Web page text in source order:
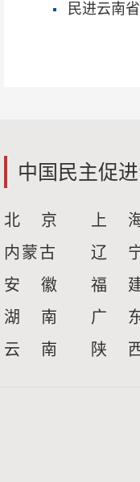
民进云南
中国民主促
北 京 上
内蒙古
辽
安 徽
福
湖 南
广
云 南
陕